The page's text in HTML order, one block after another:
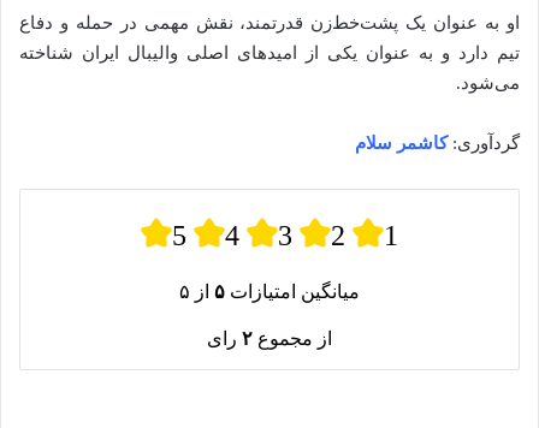
او به عنوان یک پشت‌خط‌زن قدرتمند، نقش مهمی در حمله و دفاع
تیم دارد و به عنوان یکی از امیدهای اصلی والیبال ایران شناخته
می‌شود.
گردآوری:کاشمر سلام
5 4 3 2 1
میانگین امتیازات ۵ از ۵
از مجموع ۲ رای